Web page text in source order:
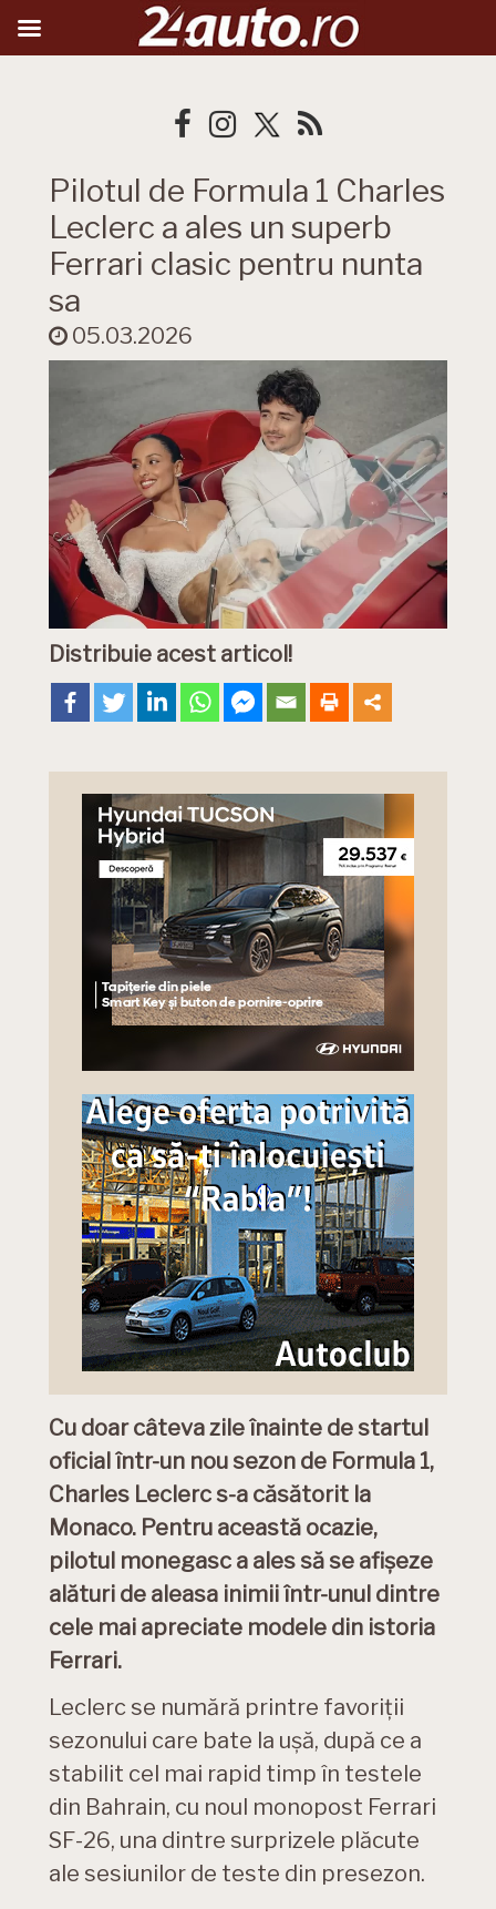
Pilotul de Formula 1 Charles
Leclerc a ales un superb
Ferrari clasic pentru nunta
sa
05.03.2026
Distribuie acest articol!
Cu doar câteva zile înainte de startul
oficial într-un nou sezon de Formula 1,
Charles Leclerc s-a căsătorit la
Monaco. Pentru această ocazie,
pilotul monegasc a ales să se afișeze
alături de aleasa inimii într-unul dintre
cele mai apreciate modele din istoria
Ferrari.
Leclerc se numără printre favoriții
sezonului care bate la ușă, după ce a
stabilit cel mai rapid timp în testele
din Bahrain, cu noul monopost Ferrari
SF-26, una dintre surprizele plăcute
ale sesiunilor de teste din presezon.